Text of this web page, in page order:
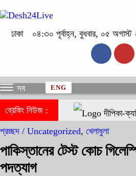
ঢাকা ০৪:৩০ পূর্বাহ্ন, বুধবার, ০৫ অগাস্ট
সব ENG
ব্রেকিং নিউজ :
দীপিকা-
প্রচ্ছদ / Uncategorized, খেলাধুলা
পাকিস্তানের টেস্ট কোচ
পদত্যাগ